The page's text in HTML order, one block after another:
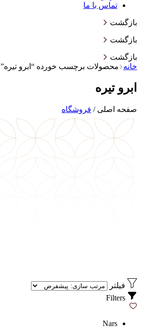
تماس با ما
بازگشت
بازگشت
بازگشت
خانه
محصولات برچسب خورده “ابرو تیره”
ابرو تیره
صفحه اصلی / فروشگاه
فیلتر
Nars